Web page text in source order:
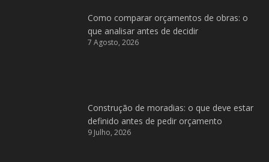
Como comparar orçamentos de obras: o
que analisar antes de decidir
7 Agosto, 2026
Construção de moradias: o que deve estar
definido antes de pedir orçamento
9 Julho, 2026